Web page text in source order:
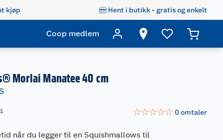
kjøp Hent i butikk - gratis og enkelt
Coop medlem
Morlai Manatee 40 cm
☆☆☆☆☆ 0omtaler
når du legger til en Squishmallows til